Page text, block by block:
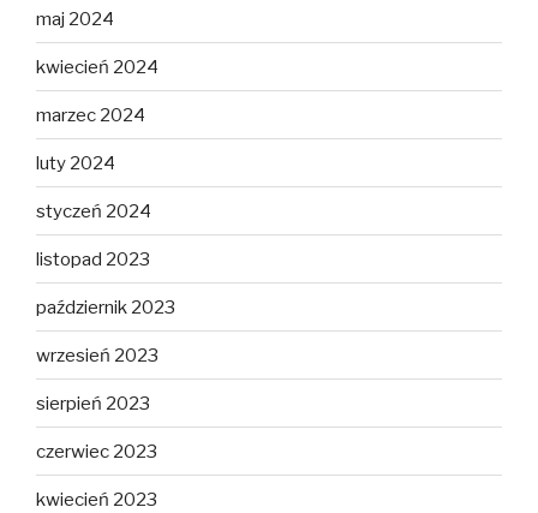
maj 2024
kwiecień 2024
marzec 2024
luty 2024
styczeń 2024
listopad 2023
październik 2023
wrzesień 2023
sierpień 2023
czerwiec 2023
kwiecień 2023